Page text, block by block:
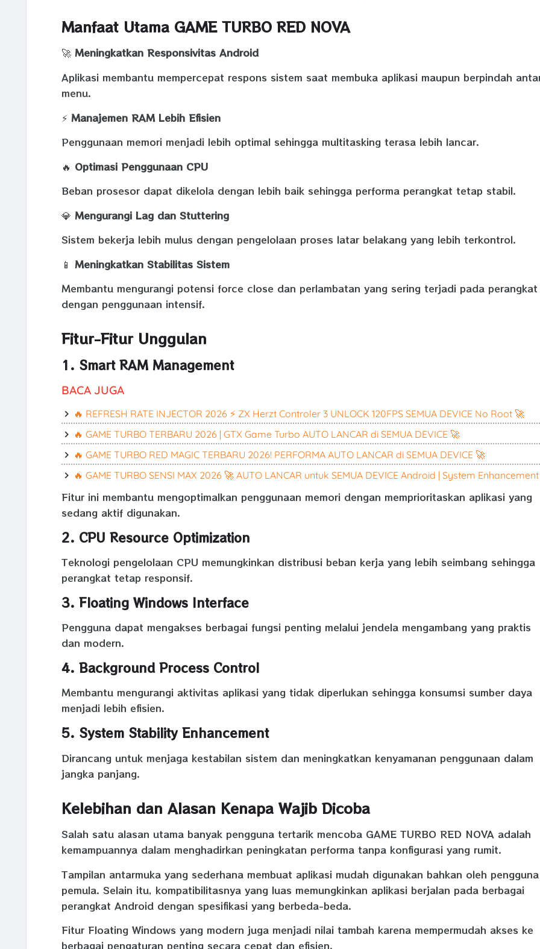
Manfaat Utama GAME TURBO RED NOVA
🚀 Meningkatkan Responsivitas Android
Aplikasi membantu mempercepat respons sistem saat membuka aplikasi maupun berpindah
menu.
⚡ Manajemen RAM Lebih Efisien
Penggunaan memori menjadi lebih optimal sehingga multitasking terasa lebih lancar.
🔥 Optimasi Penggunaan CPU
Beban prosesor dapat dikelola dengan lebih baik sehingga performa perangkat tetap stabil.
💎 Mengurangi Lag dan Stuttering
Sistem bekerja lebih mulus dengan pengelolaan proses latar belakang yang lebih terkontrol.
📱 Meningkatkan Stabilitas Sistem
Membantu mengurangi potensi force close dan perlambatan yang sering terjadi pada perangkat
dengan penggunaan intensif.
Fitur-Fitur Unggulan
1. Smart RAM Management
BACA JUGA
🔥 REFRESH RATE INJECTOR 2026 ⚡ ZX Herzt Controler 3 UNLOCK 120FPS SEMUA DEVICE No Root 🚀
🔥 GAME TURBO TERBARU 2026 | GTX Game Turbo AUTO LANCAR di SEMUA DEVICE 🚀
🔥 GAME TURBO RED MAGIC TERBARU 2026! PERFORMA AUTO LANCAR di SEMUA DEVICE 🚀
🔥 GAME TURBO SENSI MAX 2026 🚀 AUTO LANCAR untuk SEMUA DEVICE Android | System Enhancement
Fitur ini membantu mengoptimalkan penggunaan memori dengan memprioritaskan aplikasi yang
sedang aktif digunakan.
2. CPU Resource Optimization
Teknologi pengelolaan CPU memungkinkan distribusi beban kerja yang lebih seimbang sehingga
perangkat tetap responsif.
3. Floating Windows Interface
Pengguna dapat mengakses berbagai fungsi penting melalui jendela mengambang yang praktis
dan modern.
4. Background Process Control
Membantu mengurangi aktivitas aplikasi yang tidak diperlukan sehingga konsumsi sumber daya
menjadi lebih efisien.
5. System Stability Enhancement
Dirancang untuk menjaga kestabilan sistem dan meningkatkan kenyamanan penggunaan dalam
jangka panjang.
Kelebihan dan Alasan Kenapa Wajib Dicoba
Salah satu alasan utama banyak pengguna tertarik mencoba GAME TURBO RED NOVA adalah
kemampuannya dalam menghadirkan peningkatan performa tanpa konfigurasi yang rumit.
Tampilan antarmuka yang sederhana membuat aplikasi mudah digunakan bahkan oleh pengguna
pemula. Selain itu, kompatibilitasnya yang luas memungkinkan aplikasi berjalan pada berbagai
perangkat Android dengan spesifikasi yang berbeda-beda.
Fitur Floating Windows yang modern juga menjadi nilai tambah karena mempermudah akses ke
berbagai pengaturan penting secara cepat dan efisien.